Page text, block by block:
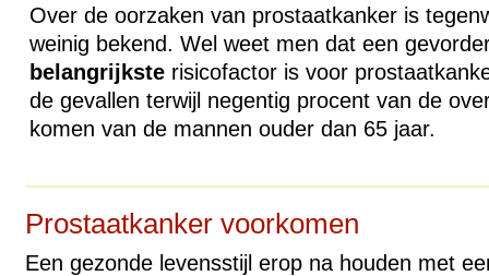
Over de oorzaken van prostaatkanker is
weinig bekend. Wel weet men dat een
belangrijksterisicofactor is voor
de gevallen terwijl negentig procent van de
komen van de mannen ouder dan 65 jaar.
Prostaatkanker voorkomen
Een gezonde levensstijl erop na houden met